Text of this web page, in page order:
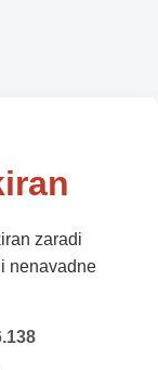
zaradi
nenavadne